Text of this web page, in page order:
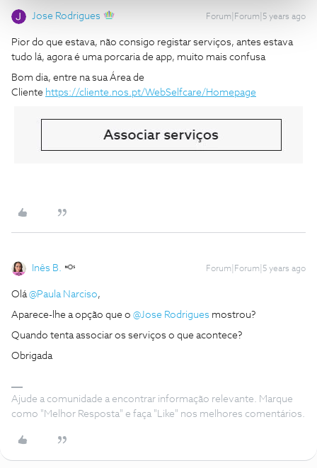
Jose Rodrigues Forum|Forum|5 years ago
Pior do que estava, não consigo registar serviços, antes estava
tudo lá, agora é uma porcaria de app, muito mais confusa
Bom dia, entre na sua Área de
Cliente https://cliente.nos.pt/WebSelfcare/Homepage
Inês B. Forum|Forum|5 years ago
Olá@Paula Narciso,
Aparece-lhe a opção que o @Jose Rodrigues mostrou?
Quando tenta associar os serviços o que acontece?
Obrigada
Ajude a comunidade a encontrar informação relevante. Marque
como "Melhor Resposta" e faça "Like" nos melhores comentários.